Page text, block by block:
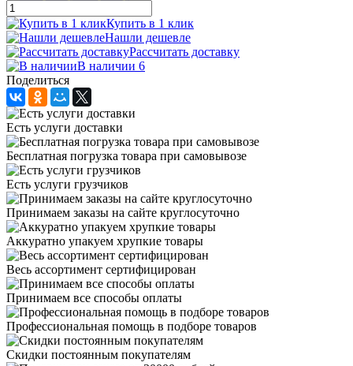
Купить в 1 клик
Нашли дешевле
Рассчитать доставку
В наличии 6
Поделиться
Есть услуги доставки
Бесплатная погрузка товара при самовывозе
Есть услуги грузчиков
Принимаем заказы на сайте круглосуточно
Аккуратно упакуем хрупкие товары
Весь ассортимент сертифицирован
Принимаем все способы оплаты
Профессиональная помощь в подборе товаров
Скидки постоянным покупателям